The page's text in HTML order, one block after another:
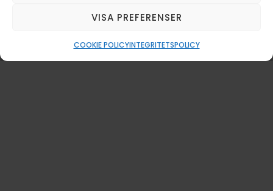
VISA PREFERENSER
COOKIE POLICYINTEGRITETSPOLICY